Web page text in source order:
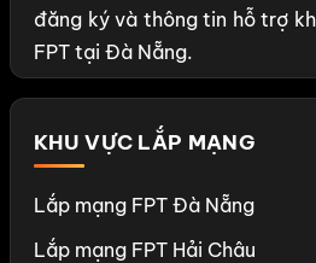
đăng ký và thông tin hỗ trợ
FPT tại Đà Nẵng.
KHU VỰC LẮP MẠNG
Lắp mạng FPT Đà Nẵng
Lắp mạng FPT Hải Châu